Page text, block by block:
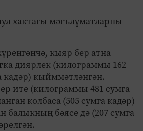
хактагы мәгълүматларны
кыяр бер атна
диярлек (килограммы 162
кадәр) кыйммәтләнгән.
ите (килограммы 481 сумга
колбаса (505 сумга кадәр)
балыкның бәясе дә (207 сумга